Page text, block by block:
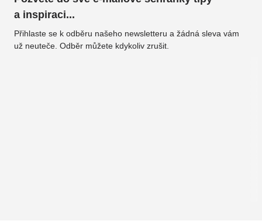
a inspiraci...
Přihlaste se k odběru našeho newsletteru a žádná sleva vám
už neuteče. Odběr můžete kdykoliv zrušit.